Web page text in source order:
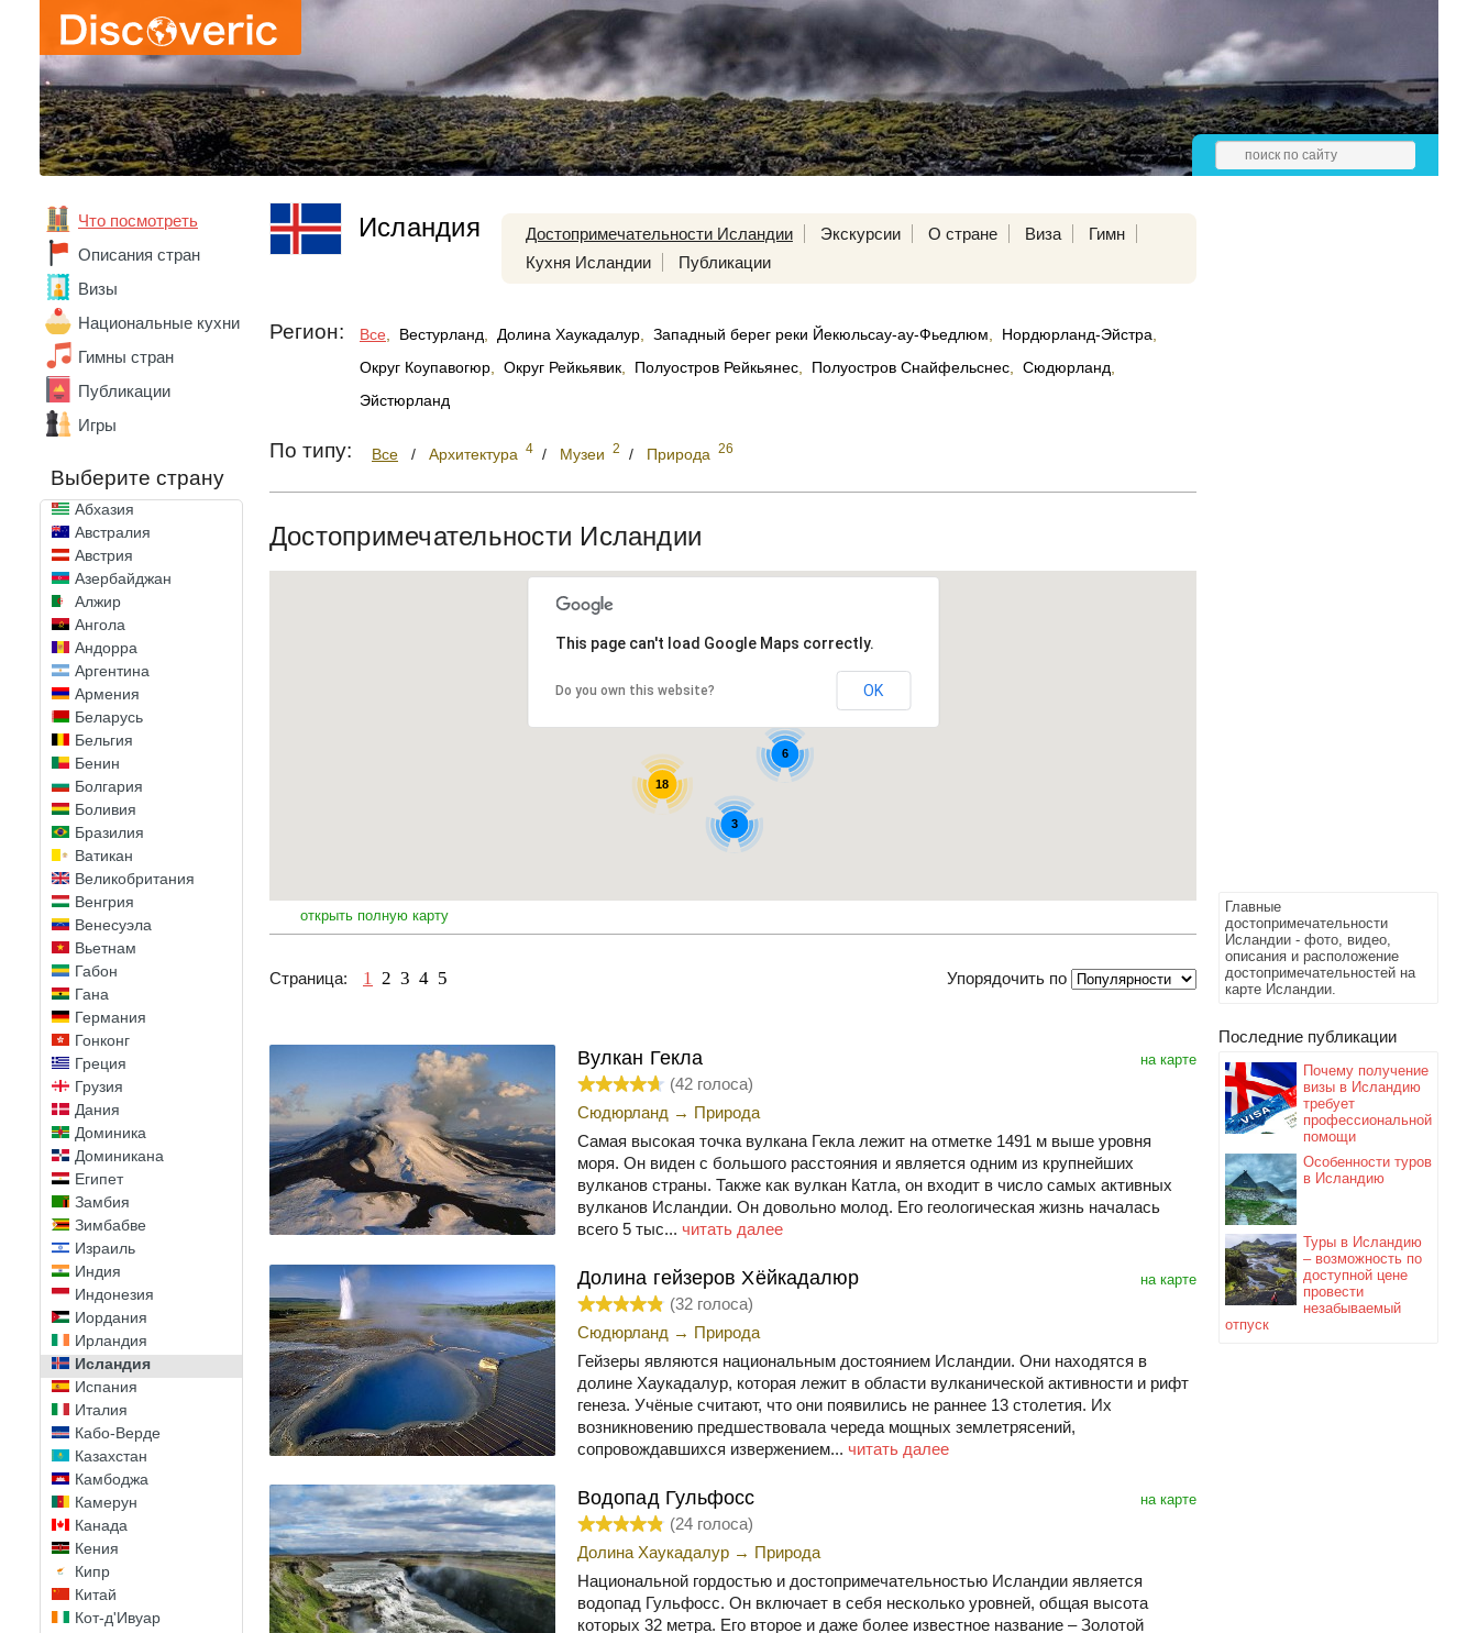
Что посмотреть
Описания стран
Визы
Национальные кухни
Гимны стран
Публикации
Игры
Выберите страну
Абхазия
Австралия
Австрия
Азербайджан
Алжир
Ангола
Андорра
Аргентина
Армения
Беларусь
Бельгия
Бенин
Болгария
Боливия
Бразилия
Ватикан
Великобритания
Венгрия
Венесуэла
Вьетнам
Габон
Гана
Германия
Гонконг
Греция
Грузия
Дания
Доминика
Доминикана
Египет
Замбия
Зимбабве
Израиль
Индия
Индонезия
Иордания
Ирландия
Исландия
Испания
Италия
Кабо-Верде
Казахстан
Камбоджа
Камерун
Канада
Кения
Кипр
Китай
Кот-д'Ивуар
Главные
достопримечательности
Исландии - фото, видео,
описания и расположение
достопримечательностей на
карте Исландии.
Последние публикации
Почему получение
визы в Исландию
требует
профессиональной
помощи
Особенности туров
в Исландию
Туры в Исландию
– возможность по
доступной цене
провести
незабываемый
отпуск
Исландия Достопримечательности Исландии Экскурсии О стране Виза
Гимн
Кухня Исландии
Публикации
Регион: Все Вестурланд Долина Хаукадалур Западный берег реки Йекюльсау-ау-Фьедлюм Нордюрланд-Эйстра
Округ Коупавогюр
Округ Рейкьявик Полуостров Рейкьянес Полуостров Снайфельснес Сюдюрланд
Эйстюрланд
По типу: Все / Архитектура 4 / Музеи 2 / Природа 26
Достопримечательности Исландии
18
6
3
This page can't load Google Maps correctly.
Do you own this website? OK
открыть полную карту
Упорядочить по
Страница: 1 2 3 4 5
на карте
Вулкан Гекла
(42 голоса)
Сюдюрланд → Природа
Самая высокая точка вулкана Гекла лежит на отметке 1491 м выше уровня
моря. Он виден с большого расстояния и является одним из крупнейших
вулканов страны. Также как вулкан Катла, он входит в число самых активных
вулканов Исландии. Он довольно молод. Его геологическая жизнь началась
всего 5 тыс... читать далее
на карте
Долина гейзеров Хёйкадалюр
(32 голоса)
Сюдюрланд → Природа
Гейзеры являются национальным достоянием Исландии. Они находятся в
долине Хаукадалур, которая лежит в области вулканической активности и рифт
генеза. Учёные считают, что они появились не раннее 13 столетия. Их
возникновению предшествовала череда мощных землетрясений,
сопровождавшихся извержением... читать далее
на карте
Водопад Гульфосс
(24 голоса)
Долина Хаукадалур → Природа
Национальной гордостью и достопримечательностью Исландии является
водопад Гульфосс. Он включает в себя несколько уровней, общая высота
которых 32 метра. Его второе и даже более известное название – Золотой